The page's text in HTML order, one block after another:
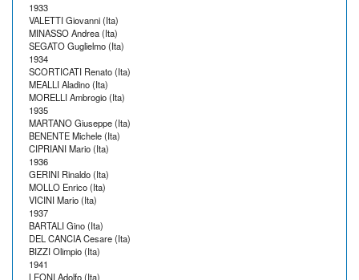
CALENDARIO
OSCAR
ALBI D'ORO
NEWSLETTER
1933
VALETTI Giovanni (Ita)
MINASSO Andrea (Ita)
SEGATO Guglielmo (Ita)
1934
SCORTICATI Renato (Ita)
MEALLI Aladino (Ita)
MORELLI Ambrogio (Ita)
1935
MARTANO Giuseppe (Ita)
BENENTE Michele (Ita)
CIPRIANI Mario (Ita)
1936
GERINI Rinaldo (Ita)
MOLLO Enrico (Ita)
VICINI Mario (Ita)
1937
BARTALI Gino (Ita)
DEL CANCIA Cesare (Ita)
BIZZI Olimpio (Ita)
1941
LEONI Adolfo (Ita)